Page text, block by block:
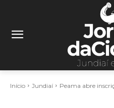
Início Jundiaí Peama abre